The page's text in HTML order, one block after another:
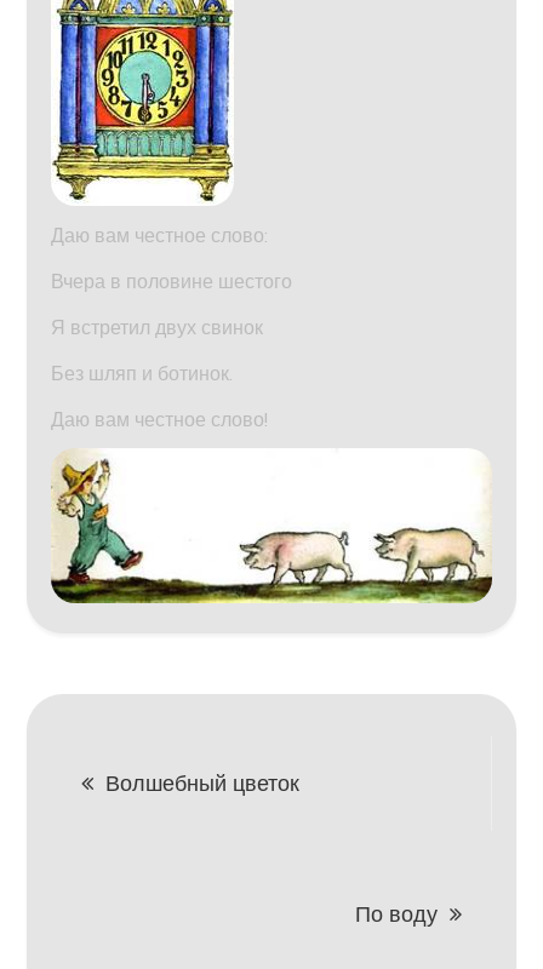
Даю вам честное слово:
Вчера в половине шестого
Я встретил двух свинок
Без шляп и ботинок.
Даю вам честное слово!
Навигация
Волшебный цветок
По воду